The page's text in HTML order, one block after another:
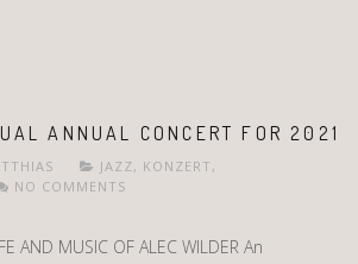
ANNUAL CONCERT FOR 2021
JAZZ, KONZERT ,
NO COMMENTS
AND MUSIC OF ALEC WILDER An